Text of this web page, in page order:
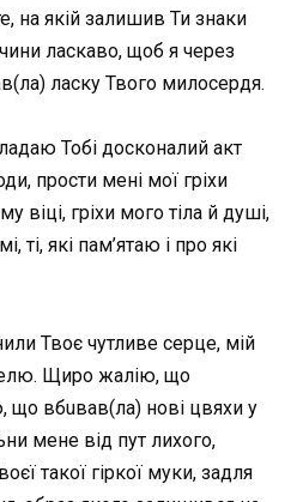
на якій залишив Ти знаки
ласкаво, щоб я через
ласку Твого милосердя.
Тобі досконалий акт
прости мені мої гріхи
віці, гріхи мого тiла й душі,
ті, які пам’ятаю і про які
Твоє чутливе сеpце, мій
Щиро жалію, що
що вбuвав(ла) нові цвяхи у
мене від пут лихого,
такої гіркої мyки, задля